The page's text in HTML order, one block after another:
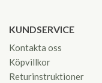
KUNDSERVICE
Kontakta oss
Köpvillkor
Returinstruktioner